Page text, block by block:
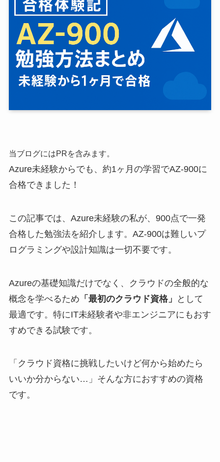
当ブログにはPRを含みます。
Azure未経験からでも、約1ヶ月の学習でAZ-900に
合格できました！
この記事では、Azure未経験の私が、900点で一発
合格した勉強法を紹介します。AZ-900は難しいプ
ログラミングや設計知識は一切不要です。
Azureの基礎知識だけでなく、クラウドの全般的な
概念を学べるため 「最初のクラウド資格」
として
最適です。特にIT未経験者や非エンジニアにもおす
すめできる試験です。
「クラウド資格に挑戦したいけど何から始めたら
いいか分からない…」そんな方におすすめの資格
です。